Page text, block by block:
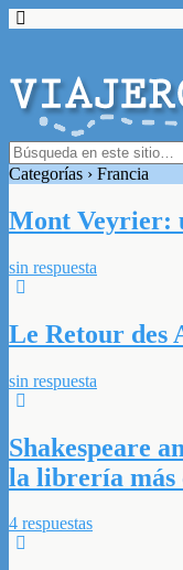
Categorías › Francia
Mont Veyrier:
sin respuesta
Le Retour des
sin respuesta
Shakespeare
la librería más
4 respuestas